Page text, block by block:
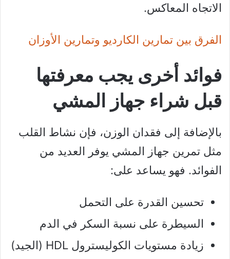
الاتجاه المعاكس.
الفرق بين تمارين الكارديو وتمارين الأوزان
فوائد أخرى يجب معرفتها
قبل شراء جهاز المشي
بالإضافة إلى فقدان الوزن، فإن نشاط القلب
مثل تمرين جهاز المشي يوفر العديد من
الفوائد. فهو يساعد على:
تحسين القدرة على التحمل
السيطرة على نسبة السكر في الدم
زيادة مستويات الكوليسترول HDL (الجيد)